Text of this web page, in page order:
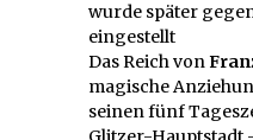
wurde später
eingestellt
Das Reich von
magische
seinen fünf